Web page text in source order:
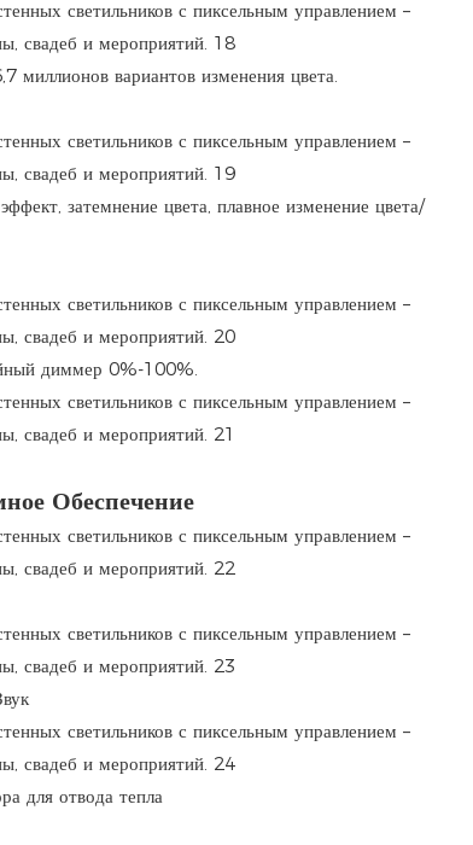
миллионов вариантов изменения цвета.
затемнение цвета, плавное изменение цвета/
диммер 0%-100%.
Обеспечение
для отвода тепла